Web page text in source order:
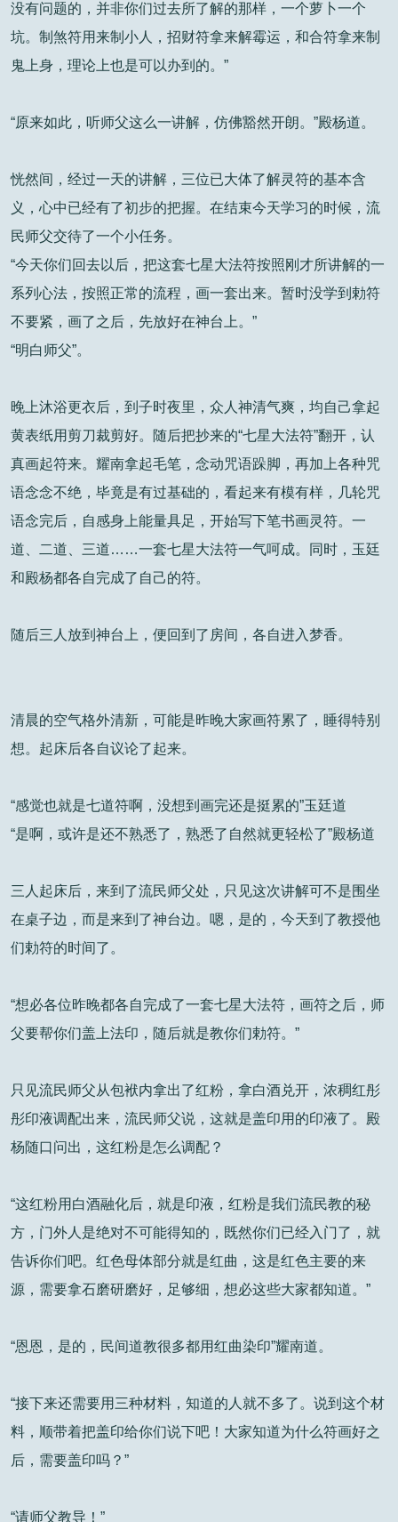
没有问题的，并非你们过去所了解的那样，一个萝卜一个
坑。制煞符用来制小人，招财符拿来解霉运，和合符拿来制
鬼上身，理论上也是可以办到的。”
“原来如此，听师父这么一讲解，仿佛豁然开朗。”殿杨道。
恍然间，经过一天的讲解，三位已大体了解灵符的基本含
义，心中已经有了初步的把握。在结束今天学习的时候，流
民师父交待了一个小任务。
“今天你们回去以后，把这套七星大法符按照刚才所讲解的一
系列心法，按照正常的流程，画一套出来。暂时没学到勅符
不要紧，画了之后，先放好在神台上。”
“明白师父”。
晚上沐浴更衣后，到子时夜里，众人神清气爽，均自己拿起
黄表纸用剪刀裁剪好。随后把抄来的“七星大法符”翻开，认
真画起符来。耀南拿起毛笔，念动咒语跺脚，再加上各种咒
语念念不绝，毕竟是有过基础的，看起来有模有样，几轮咒
语念完后，自感身上能量具足，开始写下笔书画灵符。一
道、二道、三道……一套七星大法符一气呵成。同时，玉廷
和殿杨都各自完成了自己的符。
随后三人放到神台上，便回到了房间，各自进入梦香。
清晨的空气格外清新，可能是昨晚大家画符累了，睡得特别
想。起床后各自议论了起来。
“感觉也就是七道符啊，没想到画完还是挺累的”玉廷道
“是啊，或许是还不熟悉了，熟悉了自然就更轻松了”殿杨道
三人起床后，来到了流民师父处，只见这次讲解可不是围坐
在桌子边，而是来到了神台边。嗯，是的，今天到了教授他
们勅符的时间了。
“想必各位昨晚都各自完成了一套七星大法符，画符之后，师
父要帮你们盖上法印，随后就是教你们勅符。”
只见流民师父从包袱内拿出了红粉，拿白酒兑开，浓稠红彤
彤印液调配出来，流民师父说，这就是盖印用的印液了。殿
杨随口问出，这红粉是怎么调配？
“这红粉用白酒融化后，就是印液，红粉是我们流民教的秘
方，门外人是绝对不可能得知的，既然你们已经入门了，就
告诉你们吧。红色母体部分就是红曲，这是红色主要的来
源，需要拿石磨研磨好，足够细，想必这些大家都知道。”
“恩恩，是的，民间道教很多都用红曲染印”耀南道。
“接下来还需要用三种材料，知道的人就不多了。说到这个材
料，顺带着把盖印给你们说下吧！大家知道为什么符画好之
后，需要盖印吗？”
“请师父教导！”